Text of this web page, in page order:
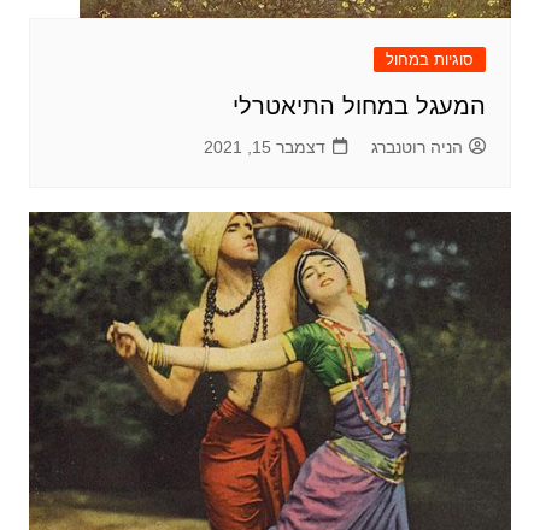
סוגיות במחול
המעגל במחול התיאטרלי
הניה רוטנברג דצמבר 15, 2021